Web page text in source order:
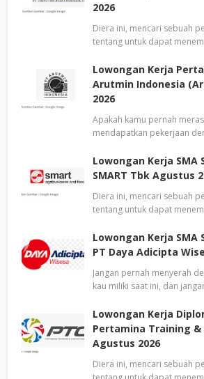
2026
Diera ini, mencari sebuah
tentang untuk dapat
Lowongan Kerja
Arutmin Indonesia
2026
Apakah kamu pernah
mendapatkan pekerjaan
Lowongan Kerja SMA
SMART Tbk Agustus
Diera ini, mencari sebuah
tentang untuk dapat
Lowongan Kerja SMA
PT Daya Adicipta
Jangan pernah menyerah
kau miliki saat ini, dan
Lowongan Kerja
Pertamina Training &
Agustus 2026
Diera ini, mencari sebuah